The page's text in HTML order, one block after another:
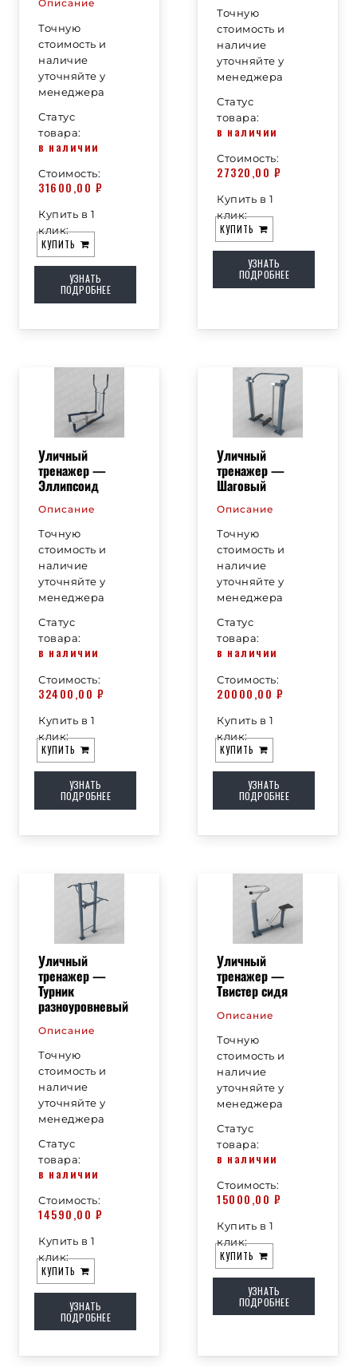
Описание
Точную
стоимость и
наличие
уточняйте у
менеджера
Статус
товара:
в наличии
Стоимость:
31600,00 ₽
Купить в 1
клик:
КУПИТЬ
УЗНАТЬ
ПОДРОБНЕЕ
Точную
стоимость и
наличие
уточняйте у
менеджера
Статус
товара:
в наличии
Стоимость:
27320,00 ₽
Купить в 1
клик:
КУПИТЬ
УЗНАТЬ
ПОДРОБНЕЕ
Уличный
тренажер —
Эллипсоид
Описание
Точную
стоимость и
наличие
уточняйте у
менеджера
Статус
товара:
в наличии
Стоимость:
32400,00 ₽
Купить в 1
клик:
КУПИТЬ
УЗНАТЬ
ПОДРОБНЕЕ
Уличный
тренажер —
Шаговый
Описание
Точную
стоимость и
наличие
уточняйте у
менеджера
Статус
товара:
в наличии
Стоимость:
20000,00 ₽
Купить в 1
клик:
КУПИТЬ
УЗНАТЬ
ПОДРОБНЕЕ
Уличный
тренажер —
Турник
разноуровневый
Описание
Точную
стоимость и
наличие
уточняйте у
менеджера
Статус
товара:
в наличии
Стоимость:
14590,00 ₽
Купить в 1
клик:
КУПИТЬ
УЗНАТЬ
ПОДРОБНЕЕ
Уличный
тренажер —
Твистер сидя
Описание
Точную
стоимость и
наличие
уточняйте у
менеджера
Статус
товара:
в наличии
Стоимость:
15000,00 ₽
Купить в 1
клик:
КУПИТЬ
УЗНАТЬ
ПОДРОБНЕЕ